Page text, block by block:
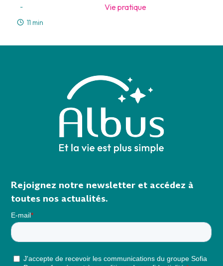
- Vie pratique
11 min
Rejoignez notre newsletter et accédez à
toutes nos actualités.